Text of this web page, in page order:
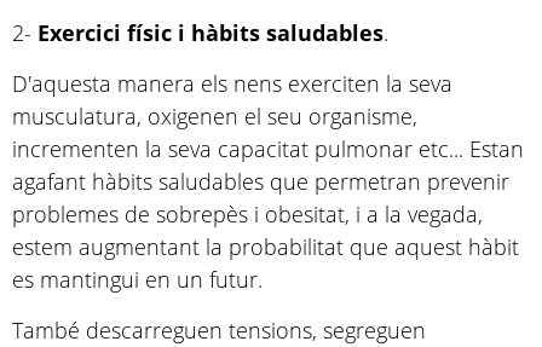
2- Exercici físic i hàbits saludables.
D'aquesta manera els nens exerciten la seva
musculatura, oxigenen el seu organisme,
incrementen la seva capacitat pulmonar etc... Estan
agafant hàbits saludables que permetran prevenir
problemes de sobrepès i obesitat, i a la vegada,
estem augmentant la probabilitat que aquest hàbit
es mantingui en un futur.
També descarreguen tensions, segreguen